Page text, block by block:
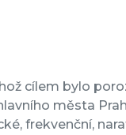
cílem bylo
města
frekvenční,